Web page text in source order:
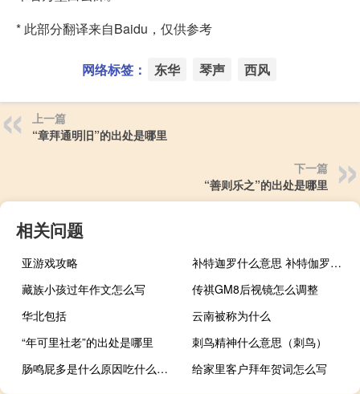
* 此部分翻译来自Baidu，仅供参考
网络标签： 东华 琴声 西风
上一篇
“章拜通明旧”的出处是哪里
下一篇
“善则乐之”的出处是哪里
相关问题
亚游戏攻略
补特迦罗什么意思 补特伽罗什么意思
藏族小孩过年作文怎么写
传祺GM8后视镜怎么调整
华北包括
云南被称为什么
“年可里社老”的出处是哪里
刺鸟精神什么意思（刺鸟）
肠鸣屁多是什么原因吃什么药（肠鸣屁多是什么原因）
给家里客户拜年贺词怎么写